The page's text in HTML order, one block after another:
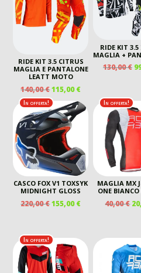
RIDE KIT 3.5 CITRUS
MAGLIA E PANTALONE
LEATT MOTO
140,00€IL
PREZZO
ORIGINALE
ERA:
140,00 €.
115,00€IL
PREZZO
ATTUALE
115,00 €.
RIDE KIT 3.5
MAGLIA +
130,00€ IL
In offerta!
CASCO FOX V1 TOXSYK
MIDNIGHT GLOSS
220,00€IL
ERA:
220,00 €.
155,00€IL
155,00 €.
In offerta!
MAGLIA MX
ONE BIANCO
40,00€ IL
In offerta!